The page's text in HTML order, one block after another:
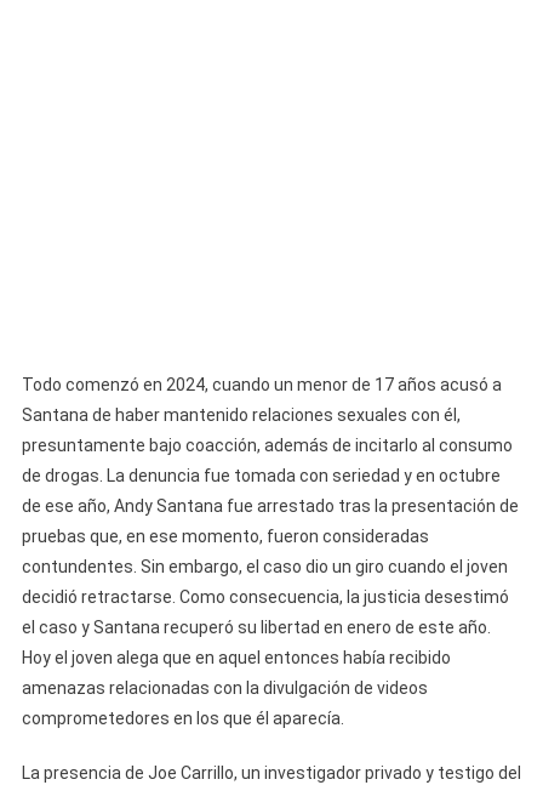
Todo comenzó en 2024, cuando un menor de 17 años acusó a
Santana de haber mantenido relaciones sexuales con él,
presuntamente bajo coacción, además de incitarlo al consumo
de drogas. La denuncia fue tomada con seriedad y en octubre
de ese año, Andy Santana fue arrestado tras la presentación de
pruebas que, en ese momento, fueron consideradas
contundentes. Sin embargo, el caso dio un giro cuando el joven
decidió retractarse. Como consecuencia, la justicia desestimó
el caso y Santana recuperó su libertad en enero de este año.
Hoy el joven alega que en aquel entonces había recibido
amenazas relacionadas con la divulgación de videos
comprometedores en los que él aparecía.
La presencia de Joe Carrillo, un investigador privado y testigo del